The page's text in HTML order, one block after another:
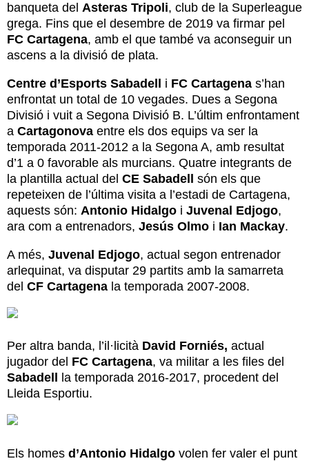
banqueta del Asteras Tripoli, club de la Superleague
grega. Fins que el desembre de 2019 va firmar pel
FC Cartagena, amb el que també va aconseguir un
ascens a la divisió de plata.
Centre d’Esports Sabadell i FC Cartagena s’han
enfrontat un total de 10 vegades. Dues a Segona
Divisió i vuit a Segona Divisió B. L’últim enfrontament
a Cartagonova entre els dos equips va ser la
temporada 2011-2012 a la Segona A, amb resultat
d’1 a 0 favorable als murcians. Quatre integrants de
la plantilla actual del CE Sabadell
són els que
repeteixen de l’última visita a l’estadi de Cartagena,
aquests són: Antonio Hidalgo i Juvenal Edjogo,
ara com a entrenadors, Jesús Olmo i Ian Mackay.
A més, Juvenal Edjogo, actual segon entrenador
arlequinat, va disputar 29 partits amb la samarreta
del CF Cartagena la temporada 2007-2008.
Per altra banda, l’il·licità David Forniés, actual
jugador del FC Cartagena, va militar a les files del
Sabadell
la temporada 2016-2017, procedent del
Lleida Esportiu.
Els homes d’Antonio Hidalgo volen fer valer el punt